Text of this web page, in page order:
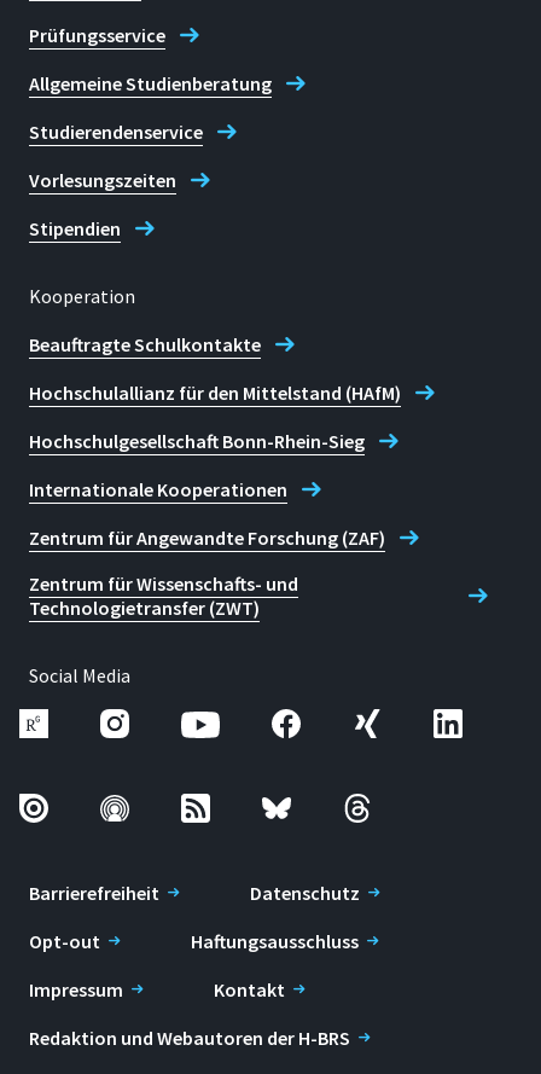
Prüfungsservice
Allgemeine Studienberatung
Studierendenservice
Vorlesungszeiten
Stipendien
Kooperation
Beauftragte Schulkontakte
Hochschulallianz für den Mittelstand (HAfM)
Hochschulgesellschaft Bonn-Rhein-Sieg
Internationale Kooperationen
Zentrum für Angewandte Forschung (ZAF)
Zentrum für Wissenschafts- und
Technologietransfer (ZWT)
Social Media
Barrierefreiheit
Datenschutz
Opt-out
Haftungsausschluss
Impressum
Kontakt
Redaktion und Webautoren der H-BRS